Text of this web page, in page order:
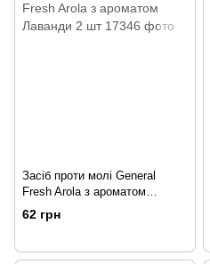
Засіб проти молі General
Fresh Arola з ароматом
Лаванди 2 шт
62 грн